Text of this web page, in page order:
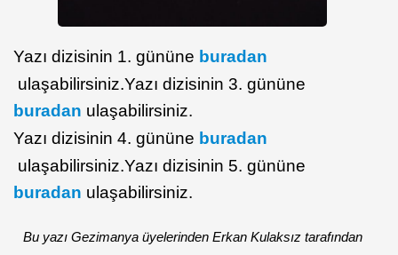
Yazı dizisinin 1. gününe buradan
ulaşabilirsiniz.Yazı dizisinin 3. gününe
buradan ulaşabilirsiniz.
Yazı dizisinin 4. gününe buradan
ulaşabilirsiniz.Yazı dizisinin 5. gününe
buradan ulaşabilirsiniz.
Bu yazı Gezimanya üyelerinden Erkan Kulaksız tarafından